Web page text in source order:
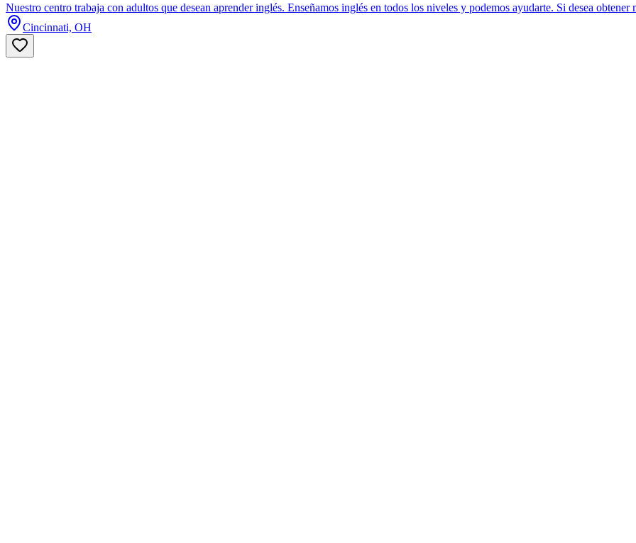
Nuestro centro trabaja con adultos que desean aprender inglés. Enseñamos inglés en todos los niveles y podemos ayudarte. Si desea obtener
Cincinnati, OH